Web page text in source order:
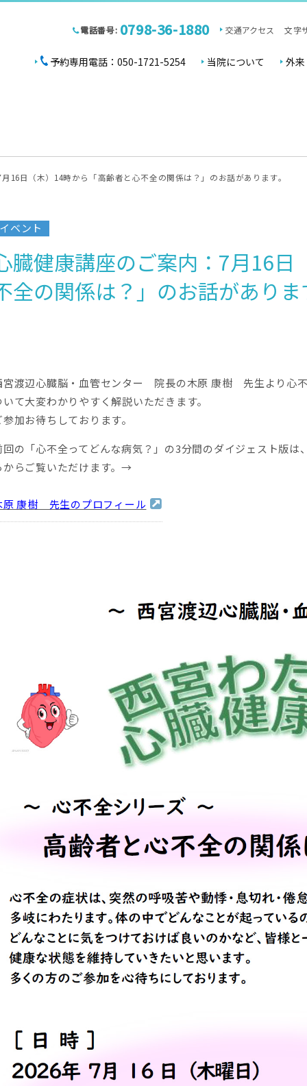
電話番号: 0798-36-1880 交通アクセス 文字
予約専用電話：050-1721-5254 当院について 外
16日（木）14時から「高齢者と心不全の関係は？」のお話があります。
イベント
臓健康講座のご案内：7月16日
全の関係は？」のお話がありま
宮渡辺心臓脳・血管センター 院長の木原 康樹 先生より心
いて大変わかりやすく解説いただきます。
参加お待ちしております。
回の「心不全ってどんな病気？」の3分間のダイジェスト版は
からご覧いただけます。→
原 康樹 先生のプロフィール